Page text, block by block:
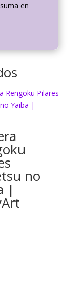
en
no
|